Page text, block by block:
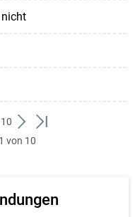
weiter
zum
zum
von 10